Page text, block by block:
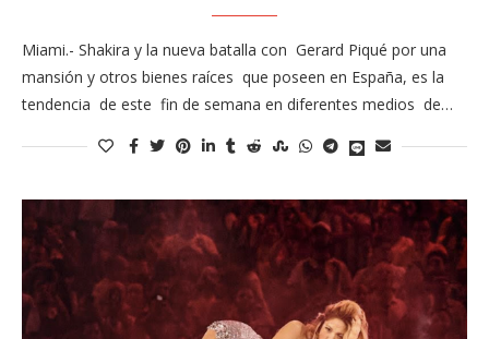
Miami.- Shakira y la nueva batalla con Gerard Piqué por una
mansión y otros bienes raíces que poseen en España, es la
tendencia de este fin de semana en diferentes medios de…